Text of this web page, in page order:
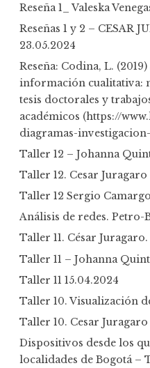
o
r
:
Reseña 1_ Valeska
Reseñas 1 y 2 – CESAR
23.05.2024
Reseña: Codina, L.
información cualitativa:
tesis doctorales y
académicos (https://
diagramas-
Taller 12 – Johanna
Taller 12. Cesar Juragaro
Taller 12 Sergio Camargo
Análisis de redes. Petro-
Taller 11. César Juragaro.
Taller 11 – Johanna
Taller 11 15.04.2024
Taller 10. Visualización
Taller 10. Cesar Juragaro
Dispositivos desde los
localidades de Bogotá –